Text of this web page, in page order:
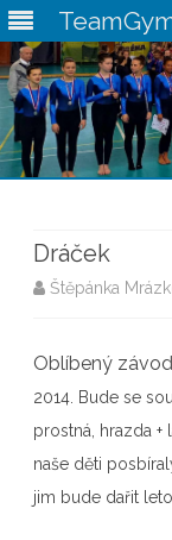
Dráček
Štěpánka
Oblíbený
2014. Bude se
prostná, hrazda
naše děti
jim bude dařit